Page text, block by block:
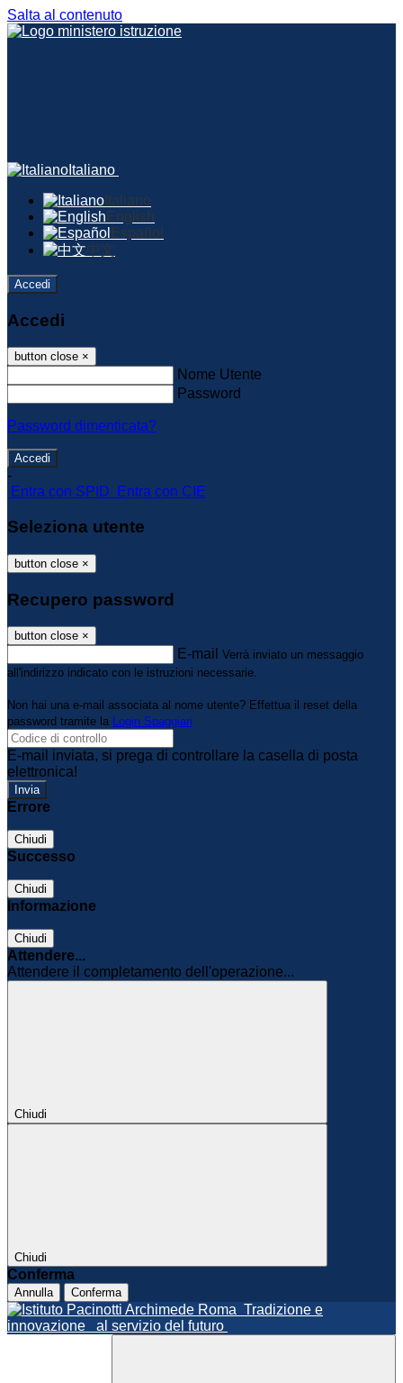
Salta al contenuto
Italiano
Italiano
English
Español
中文
Accedi
Accedi
button close ×
Nome Utente
Password
Password dimenticata?
-
Entra con SPID
Entra con CIE
Seleziona utente
button close ×
Recupero password
button close ×
E-mail Verrà inviato un messaggio
all'indirizzo indicato con le istruzioni necessarie.
Non hai una e-mail associata al nome utente? Effettua il reset della
password tramite la Login Spaggiari
E-mail inviata, si prega di controllare la casella di posta
elettronica!
Errore
Chiudi
Successo
Chiudi
Informazione
Chiudi
Attendere...
Attendere il completamento dell'operazione...
Chiudi
Chiudi
Conferma
Annulla Conferma
Roma Tradizione e
innovazione
al servizio del futuro